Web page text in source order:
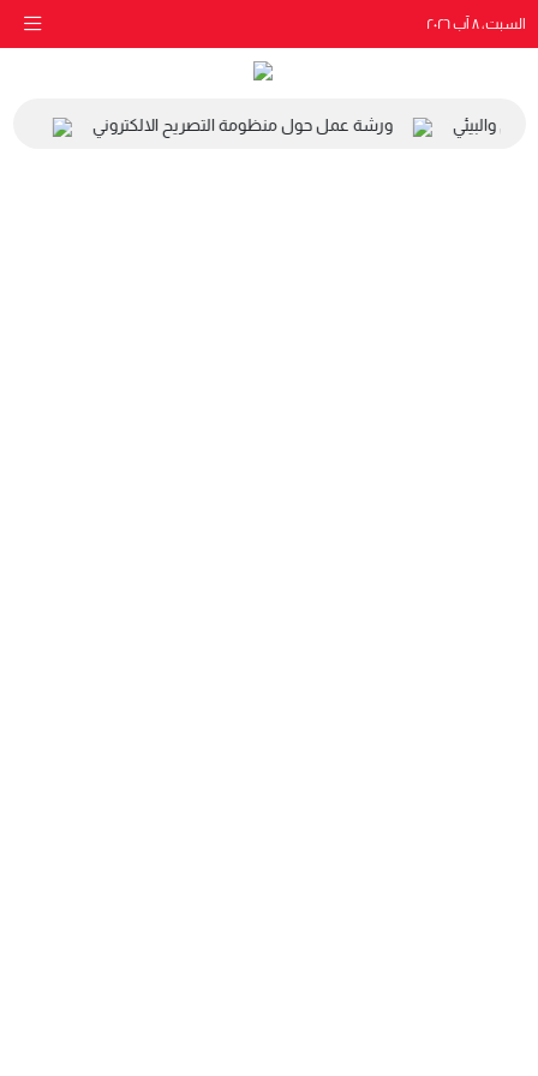
السبت، ٨ آب ٢٠٢٦
والبيئي ورشة عمل حول منظومة التصريح الالكتروني